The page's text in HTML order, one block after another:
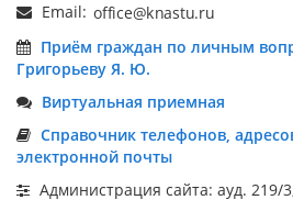
Email:
Приём граждан по личным
Григорьеву Я. Ю.
Виртуальная приемная
Справочник телефонов,
электронной почты
Администрация сайта: ауд. 219/